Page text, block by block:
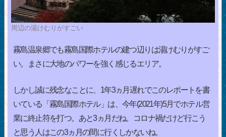
周辺の湯けむりがすごい
霧島温泉郷でも霧島国際ホテルの建つ辺りは湯けむりがすご
い。まさに大地のパワーを強く感じるエリア。
しかし誠に残念なことに、1年3ヵ月遅れでこのレポートを書
いている「霧島国際ホテル」は、今年(2021年)5月でホテル営
業に終止符を打つ。あと3ヵ月だね。コロナ禍だけど行こう
と思う人はこの3ヵ月の間に行くしかないね。